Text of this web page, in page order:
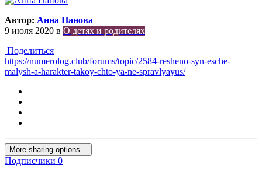
Автор: Анна Панова
9 июля 2020 в О детях и родителях
Поделиться
https://numerolog.club/forums/topic/2584-resheno-syn-esche-
malysh-a-harakter-takoy-chto-ya-ne-spravlyayus/
More sharing options...
Подписчики 0